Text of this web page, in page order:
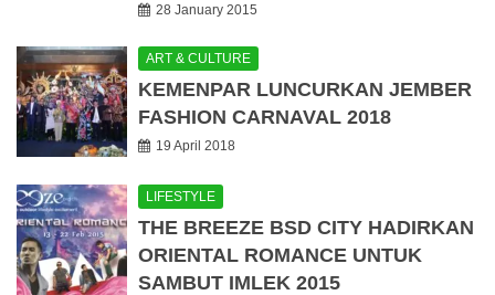
28 January 2015
ART & CULTURE
KEMENPAR LUNCURKAN JEMBER
FASHION CARNAVAL 2018
19 April 2018
LIFESTYLE
THE BREEZE BSD CITY HADIRKAN
ORIENTAL ROMANCE UNTUK
SAMBUT IMLEK 2015